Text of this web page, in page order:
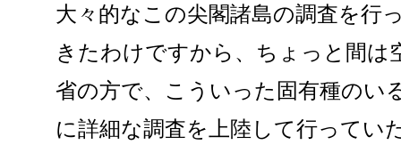
大々的なこの尖閣諸島の調査を行
きたわけですから、ちょっと間は
省の方で、こういった固有種のい
に詳細な調査を上陸して行ってい